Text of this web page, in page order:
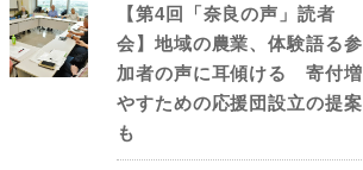
【第4回「奈良の声」読者
会】地域の農業、体験語る参
加者の声に耳傾ける 寄付増
やすための応援団設立の提案
も